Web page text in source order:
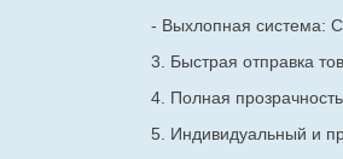
- Выхлопная система:
3. Быстрая отправка
4. Полная
5. Индивидуальный и